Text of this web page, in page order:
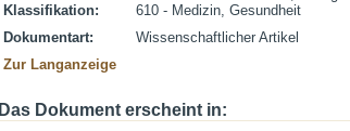
Klassifikation:
610 - Medizin, Gesundheit
Dokumentart:
Wissenschaftlicher Artikel
Zur Langanzeige
Das Dokument erscheint in: